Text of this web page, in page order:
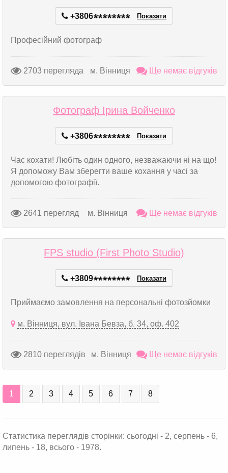
+3806******** Показати
Професійний фотограф
2703 перегляда м. Вінниця Ще немає відгуків
Фотограф Ірина Войченко
+3806******** Показати
Час кохати! Любіть один одного, незважаючи ні на що!
Я допоможу Вам зберегти ваше кохання у часі за
допомогою фотографії.
2641 перегляд м. Вінниця Ще немає відгуків
FPS studio (First Photo Studio)
+3809******** Показати
Приймаємо замовлення на персональні фотозйомки
м. Вінниця, вул. Івана Бевза, б. 34, оф. 402
2810 переглядів м. Вінниця Ще немає відгуків
1 2 3 4 5 6 7 8
Статистика переглядів сторінки: сьогодні - 2, серпень - 6,
липень - 18, всього - 1978.